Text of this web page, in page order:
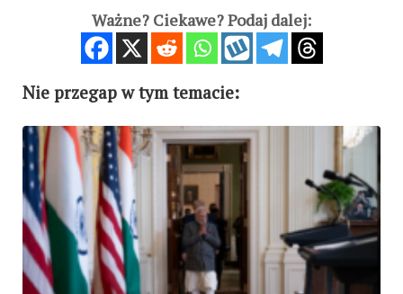
Ważne? Ciekawe? Podaj dalej:
Nie przegap w tym temacie: